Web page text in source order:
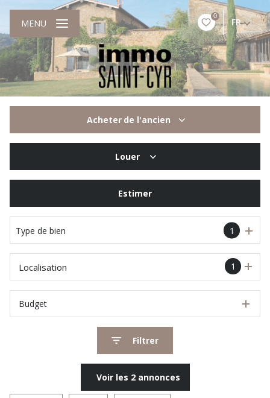
0
FR
MENU
Acheter de l'ancien
De l'immo pro
Louer
Estimer
Type de bien 1
1
Localisation
Budget
Filtrer
Voir les 2annonces